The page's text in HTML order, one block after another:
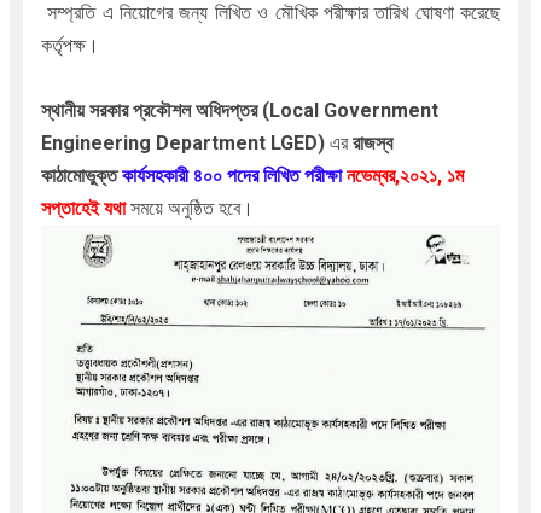
সম্প্রতি এ নিয়োগের জন্য লিখিত ও মৌখিক পরীক্ষারতারিখ ঘোষণা করেছে
কর্তৃপক্ষ।
স্থানীয় সরকার প্রকৌশল অধিদপ্তর (Local Government
Engineering Department LGED)এররাজস্ব
কাঠামোভুক্ত কার্যসহকারী ৪০০ পদের লিখিত পরীক্ষানভেম্বর,২০২১, ১ম
সপ্তাহেই যথাসময়ে অনুষ্ঠিত হবে।